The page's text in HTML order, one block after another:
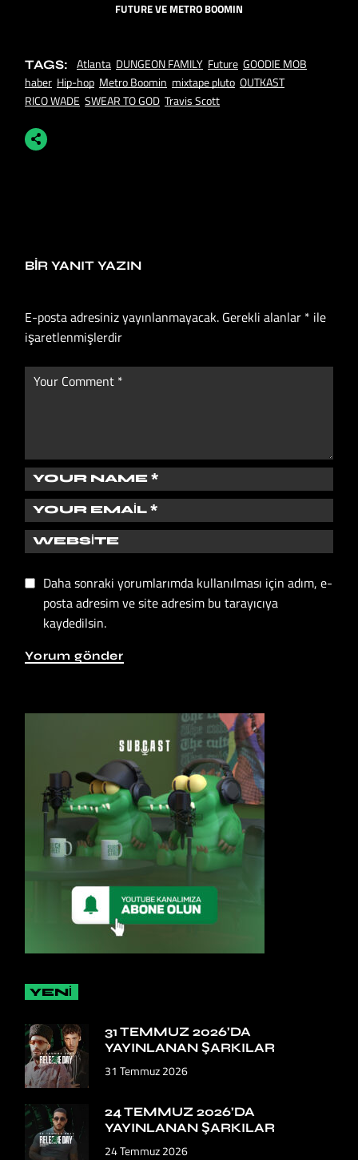
FUTURE VE METRO BOOMIN
TAGS: Atlanta DUNGEON FAMILY Future GOODIE MOB
haber Hip-hop Metro Boomin mixtape pluto OUTKAST
RICO WADE SWEAR TO GOD Travis Scott
BIR YANIT YAZIN
E-posta adresiniz yayınlanmayacak. Gerekli alanlar * ile
işaretlenmişlerdir
Daha sonraki yorumlarımda kullanılması için adım, e-
posta adresim ve site adresim bu tarayıcıya
kaydedilsin.
Yorum gönder
YENİ
31 TEMMUZ 2026’DA
YAYINLANAN ŞARKILAR
31 Temmuz 2026
24 TEMMUZ 2026’DA
YAYINLANAN ŞARKILAR
24 Temmuz 2026